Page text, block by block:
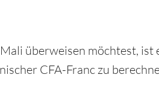
überweisen möchtest,
CFA-Franc zu